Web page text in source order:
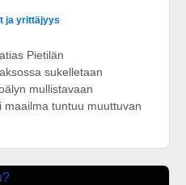
ja yrittäjyys
Pietilän
sukelletaan
mullistavaan
maailma tuntuu muuttuvan